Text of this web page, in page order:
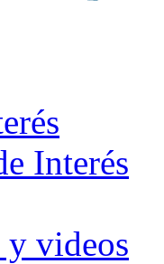
Interés
y videos